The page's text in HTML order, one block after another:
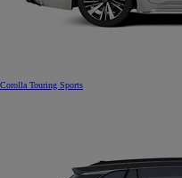
Corolla Touring Sports